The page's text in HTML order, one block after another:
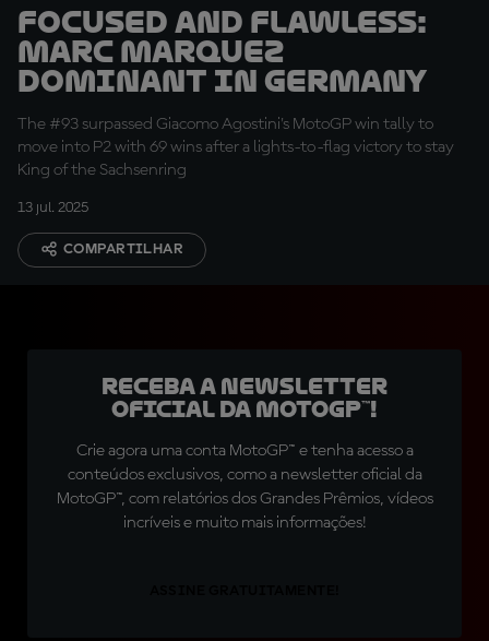
Focused and flawless:
Marc Marquez
dominant in Germany
The #93 surpassed Giacomo Agostini's MotoGP win tally to
move into P2 with 69 wins after a lights-to-flag victory to stay
King of the Sachsenring
13 jul. 2025
COMPARTILHAR
Receba a newsletter
oficial da MotoGP™!
Crie agora uma conta MotoGP™ e tenha acesso a
conteúdos exclusivos, como a newsletter oficial da
MotoGP™, com relatórios dos Grandes Prêmios, vídeos
incríveis e muito mais informações!